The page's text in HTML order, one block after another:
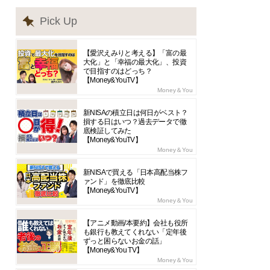
Pick Up
【愛沢えみりと考える】「富の最
大化」と「幸福の最大化」、投資
で目指すのはどっち？
【Money&YouTV】
Money＆You
新NISAの積立日は何日がベスト？
損する日はいつ？過去データで徹
底検証してみた
【Money&YouTV】
Money＆You
新NISAで買える「日本高配当株フ
ァンド」を徹底比較
【Money&YouTV】
Money＆You
【アニメ動画/本要約】会社も役所
も銀行も教えてくれない「定年後
ずっと困らないお金の話」
【Money&You TV】
Money＆You